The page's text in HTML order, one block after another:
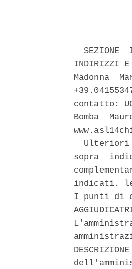
SEZIONE
INDIRIZZI
Madonna
contatto:
Bomba
sopra
indicati. le
I punti di